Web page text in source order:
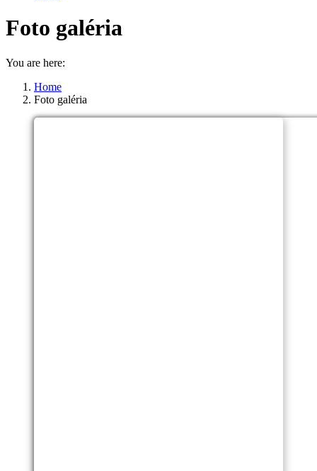
Foto galéria
You are here:
Home
Foto galéria